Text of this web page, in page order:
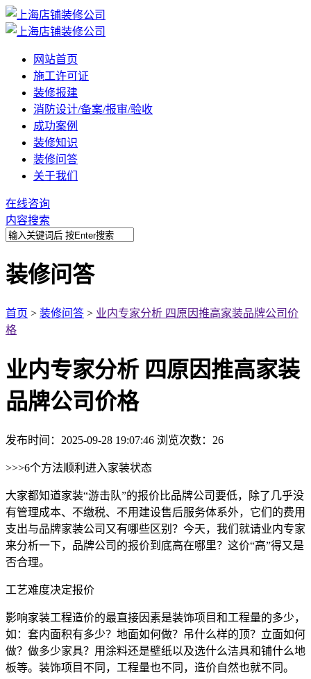
网站首页
施工许可证
装修报建
消防设计/备案/报审/验收
成功案例
装修知识
装修问答
关于我们
在线咨询
内容搜索
装修问答
首页 > 装修问答 > 业内专家分析 四原因推高家装品牌公司价
格
业内专家分析 四原因推高家装
品牌公司价格
发布时间：2025-09-28 19:07:46 浏览次数： 26
>>>6个方法顺利进入家装状态
大家都知道家装“游击队”的报价比品牌公司要低，除了几乎没
有管理成本、不缴税、不用建设售后服务体系外，它们的费用
支出与品牌家装公司又有哪些区别？今天，我们就请业内专家
来分析一下，品牌公司的报价到底高在哪里？这价“高”得又是
否合理。
工艺难度决定报价
影响家装工程造价的最直接因素是装饰项目和工程量的多少，
如：套内面积有多少？地面如何做？吊什么样的顶？立面如何
做？做多少家具？用涂料还是壁纸以及选什么洁具和铺什么地
板等。装饰项目不同，工程量也不同，造价自然也就不同。